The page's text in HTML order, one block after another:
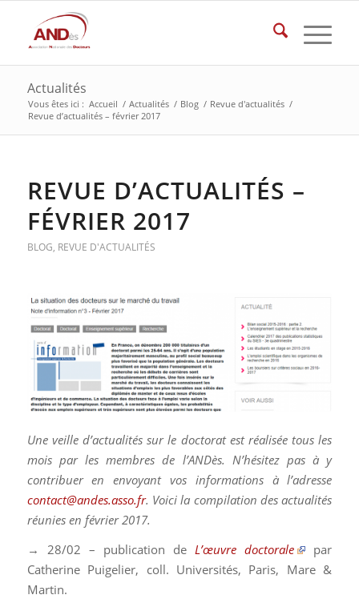
Actualités
Vous êtes ici : Accueil / Actualités / Blog / Revue d'actualités /
Revue d’actualités – février 2017
REVUE D’ACTUALITÉS –
FÉVRIER 2017
BLOG, REVUE D'ACTUALITÉS
Une veille d’actualités sur le doctorat est réalisée tous les
mois par les membres de l’ANDès. N’hésitez pas à y
contribuer en envoyant vos informations à l’adresse
contact@andes.asso.fr. Voici la compilation des actualités
réunies en février 2017.
→ 28/02 – publication de L’œuvre doctorale
par
Catherine Puigelier, coll. Universités, Paris, Mare &
Martin.